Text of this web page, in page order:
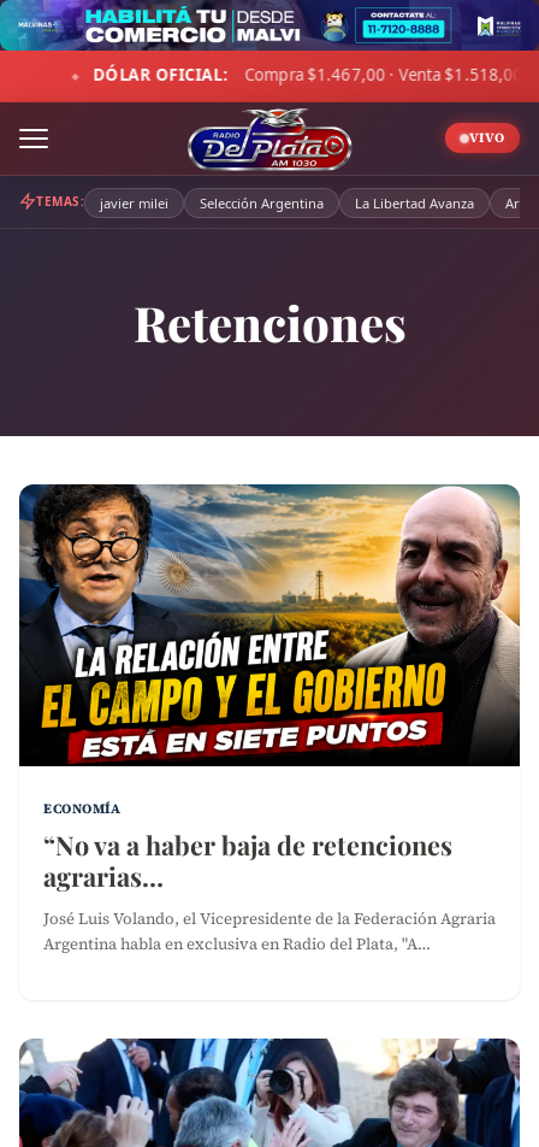
Skip
to
content$1.467,00 · Venta $1.518,00 ◆ ☁ LA PAMPA: 4°C ·
VIVO
TEMAS: javier milei Selección Argentina La Libertad Avanza
Retenciones
ECONOMÍA
“No va a haber baja de retenciones
agrarias…
José Luis Volando, el Vicepresidente de la Federación Agraria
Argentina habla en exclusiva en Radio del Plata, "A…